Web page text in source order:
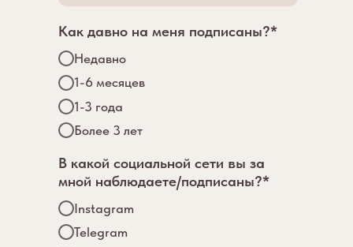
Как давно на меня подписаны?*
Недавно
1-6 месяцев
1-3 года
Более 3 лет
В какой социальной сети вы за
мной наблюдаете/подписаны?*
Instagram
Telegram